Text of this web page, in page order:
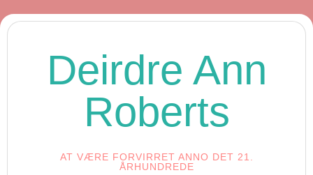
Deirdre Ann
Roberts
AT VÆRE FORVIRRET ANNO DET 21.
ÅRHUNDREDE